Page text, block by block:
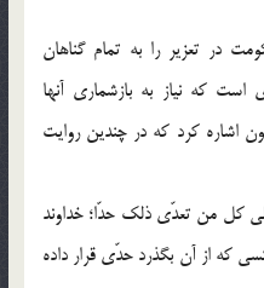
در تعزير را به تمام گناهان
که نياز به بازشماری آنها
اشاره کرد که در چندين روايت
کل من تعدّی ذلک حدّا؛ خداوند
که از آن بگذرد حدّی قرار داده